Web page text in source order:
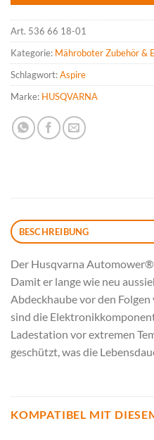
Art. 536 66 18-01
Kategorie: Mähroboter Zubehör &
Schlagwort:Aspire
Marke: HUSQVARNA
BESCHREIBUNG
Der Husqvarna
Damit er lange wie neu
Abdeckhaube vor den Folgen
sind die
Ladestation vor extremen
geschützt, was die
KOMPATIBEL MIT